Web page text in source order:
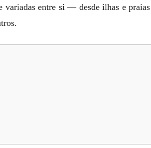
variadas entre si — desde ilhas e